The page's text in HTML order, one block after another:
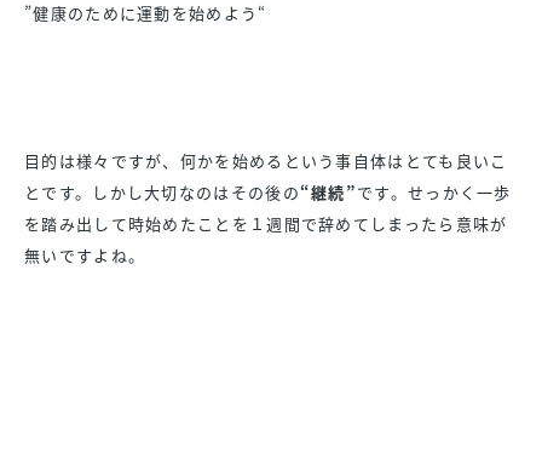
”健康のために運動を始めよう“
目的は様々ですが、 何かを始めるという事自体はとても良いこ
とです。
しかし大切なのはその後の“継続”です。 せっかく一歩
を踏み出して時始めたことを１週間で辞めてしまった ら意味が
無いですよね。